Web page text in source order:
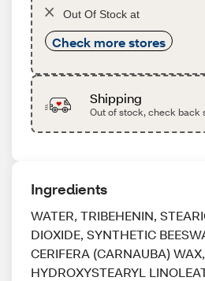
Out Of Stock at
Check more stores
Shipping
Out of stock, check back
Ingredients
WATER, TRIBEHENIN,
DIOXIDE, SYNTHETIC
CERIFERA (CARNAUBA)
HYDROXYSTEARYL